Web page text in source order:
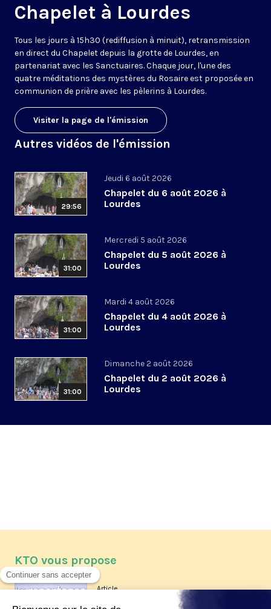
Chapelet à Lourdes
Tous les jours à 15h30 (rediffusion à minuit), retransmission
en direct du Chapelet depuis la grotte de Lourdes, en
partenariat avec les Sanctuaires. Chaque jour, l'une des
quatre méditations des mystères du Rosaire est proposée en
communion de prière avec les pèlerins à Lourdes.
Visiter la page de l'émission
Autres vidéos de l'émission
29:56
Jeudi 6 août 2026
Chapelet du 6 août 2026 à
Lourdes
31:00
Mercredi 5 août 2026
Chapelet du 5 août 2026 à
Lourdes
31:00
Mardi 4 août 2026
Chapelet du 4 août 2026 à
Lourdes
31:00
Dimanche 2 août 2026
Chapelet du 2 août 2026 à
Lourdes
KTO vous propose
Article
Les reportages d'été 2026 de KTO